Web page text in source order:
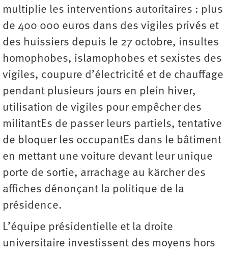
multiplie les interventions autoritaires : plus
de 400 000 euros dans des vigiles privés et
des huissiers depuis le 27 octobre, insultes
homophobes, islamophobes et sexistes des
vigiles, coupure d’électricité et de chauffage
pendant plusieurs jours en plein hiver,
utilisation de vigiles pour empêcher des
militantEs de passer leurs partiels, tentative
de bloquer les occupantEs dans le bâtiment
en mettant une voiture devant leur unique
porte de sortie, arrachage au kärcher des
affiches dénonçant la politique de la
présidence.
L’équipe présidentielle et la droite
universitaire investissent des moyens hors